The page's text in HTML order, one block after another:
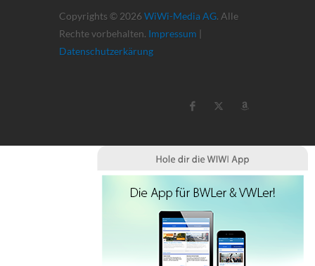
Copyrights © 2026 WiWi-Media AG. Alle
Rechte vorbehalten. Impressum |
Datenschutzerkärung